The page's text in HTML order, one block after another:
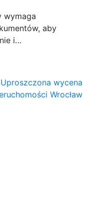
wymaga
aby
i…
Uproszczona wycena
Wrocław